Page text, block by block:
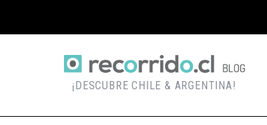
¡DESCUBRE CHILE & ARGENTINA!